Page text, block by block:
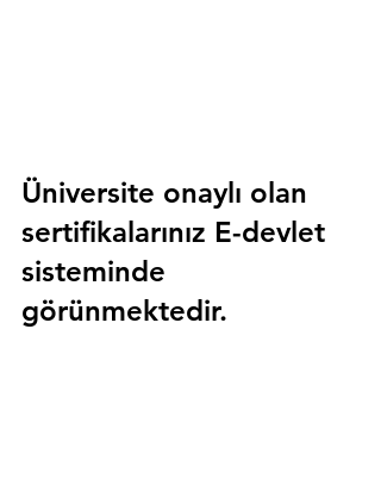
Üniversite onaylı olan
sertifikalarınız E-devlet
sisteminde
görünmektedir.